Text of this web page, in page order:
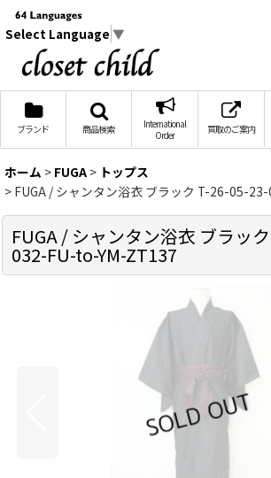
Select Language ▼
ブランド 商品検索
International
Order
買取のご案内
ホーム > FUGA > トップス
> FUGA / シャンタン浴衣 ブラック T-26-05-
FUGA / シャンタン浴衣 ブラッ
032-FU-to-YM-ZT137